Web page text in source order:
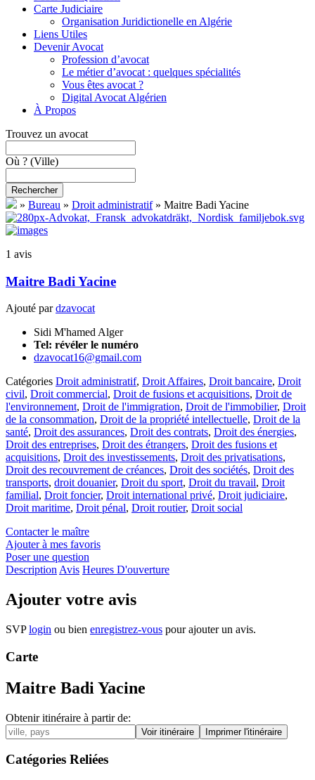
Carte Judiciaire
Organisation Juridictionelle en Algérie
Liens Utiles
Devenir Avocat
Profession d’avocat
Le métier d’avocat : quelques spécialités
Vous êtes avocat ?
Digital Avocat Algérien
À Propos
Trouvez un avocat
Où ? (Ville)
Rechercher
» Bureau » Droit administratif » Maitre Badi Yacine
1 avis
Maitre Badi Yacine
Ajouté pardzavocat
Sidi M'hamed Alger
Tel: révéler le numéro
dzavocat16@gmail.com
Catégories Droit administratif, Droit Affaires, Droit bancaire, Droit
civil, Droit commercial, Droit de fusions et acquisitions, Droit de
l'environnement, Droit de l'immigration, Droit de l'immobilier, Droit
de la consommation, Droit de la propriété intellectuelle, Droit de la
santé, Droit des assurances, Droit des contrats, Droit des énergies,
Droit des entreprises, Droit des étrangers, Droit des fusions et
acquisitions, Droit des investissements, Droit des privatisations,
Droit des recouvrement de créances, Droit des sociétés, Droit des
transports, droit douanier, Droit du sport, Droit du travail, Droit
familial, Droit foncier, Droit international privé, Droit judiciaire,
Droit maritime, Droit pénal, Droit routier, Droit social
Contacter le maître
Ajouter à mes favoris
Poser une question
Description Avis Heures D'ouverture
Ajouter votre avis
SVPlogin ou bien enregistrez-vous pour ajouter un avis.
Carte
Maitre Badi Yacine
Obtenir itinéraire à partir de:
Catégories Reliées